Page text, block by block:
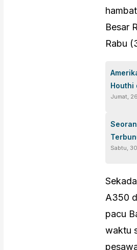
Besar
Rabu
Houthi
Jumat,
Sabtu,
A350
pacu
waktu